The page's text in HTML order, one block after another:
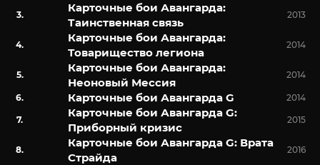
Карточные бои Авангарда:
Таинственная связь
2013
Карточные бои Авангарда:
Товарищество легиона
2014
Карточные бои Авангарда:
Неоновый Мессия
2014
Карточные бои Авангарда G 2014
Карточные бои Авангарда G:
Приборный кризис
2015
Карточные бои Авангарда G: Врата
Страйда
2016